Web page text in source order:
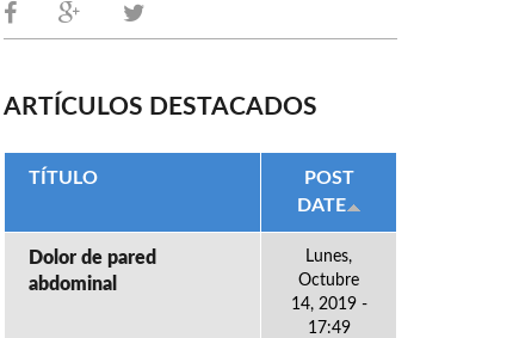
ARTÍCULOS DESTACADOS
TÍTULO
POST
DATE
Dolor de pared
abdominal
Lunes,
Octubre
14, 2019 -
17:49